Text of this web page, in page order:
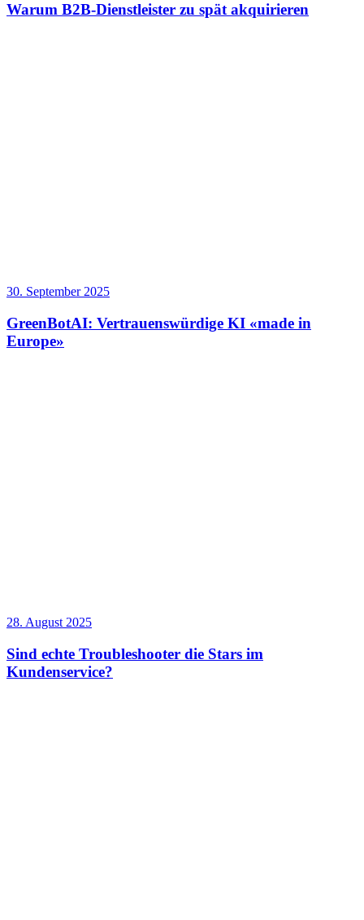
Warum B2B-Dienstleister zu spät akquirieren
30. September 2025
GreenBotAI: Vertrauenswürdige KI «made in
Europe»
28. August 2025
Sind echte Troubleshooter die Stars im
Kundenservice?